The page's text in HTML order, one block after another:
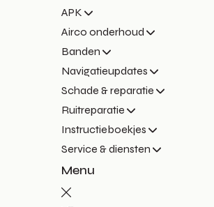
APK
Airco onderhoud
Banden
Navigatieupdates
Schade & reparatie
Ruitreparatie
Instructieboekjes
Service & diensten
Menu